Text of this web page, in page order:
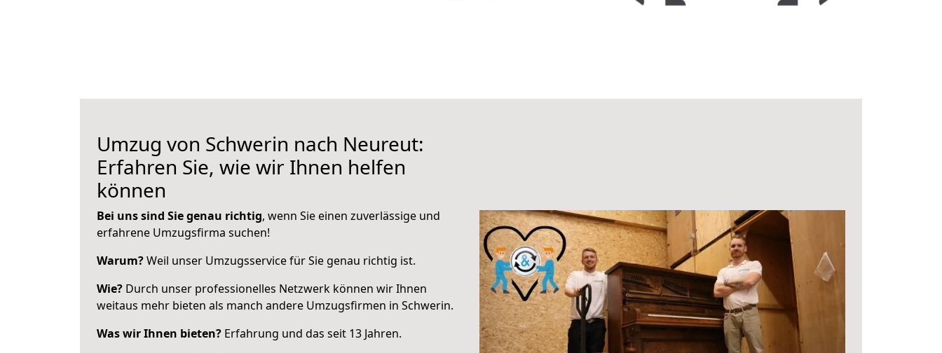
Umzug von Schwerin nach Neureut:
Erfahren Sie, wie wir Ihnen helfen
können
Bei uns sind Sie genau richtig, wenn Sie einen zuverlässige und
erfahrene Umzugsfirma suchen!
Warum?Weil unser Umzugsservice für Sie genau richtig ist.
Wie? Durch unser professionelles Netzwerk können wir Ihnen
weitaus mehr bieten als manch andere Umzugsfirmen in Schwerin.
Was wir Ihnen bieten? Erfahrung und das seit 13 Jahren.